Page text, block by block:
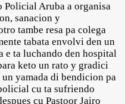
Aruba a organisa
sanacion y
tambe resa pa colega
tabata envolvi den un
e ta luchando den hospital
keto un rato y gradici
un yamada di bendicion pa
cu ta sufriendo
cu Pastoor Jairo